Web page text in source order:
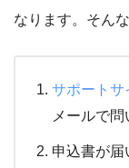
なります。そん
サポートサ
メールで
申込書が届